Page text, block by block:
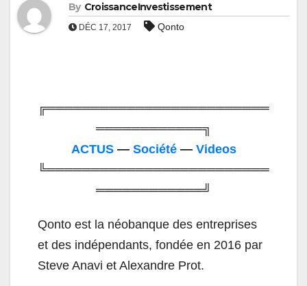
By CroissanceInvestissement
DÉC 17, 2017 Qonto
╔═════════════════════════
════════════╗
ACTUS — Société— Videos
╚═════════════════════════
════════════╝
Qonto est la néobanque des entreprises
et des indépendants, fondée en 2016 par
Steve Anavi et Alexandre Prot.